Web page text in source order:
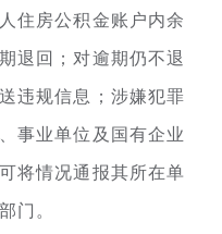
住房公积金账户内余
退回；对逾期仍不退
违规信息；涉嫌犯罪
事业单位及国有企业
将情况通报其所在单
门。